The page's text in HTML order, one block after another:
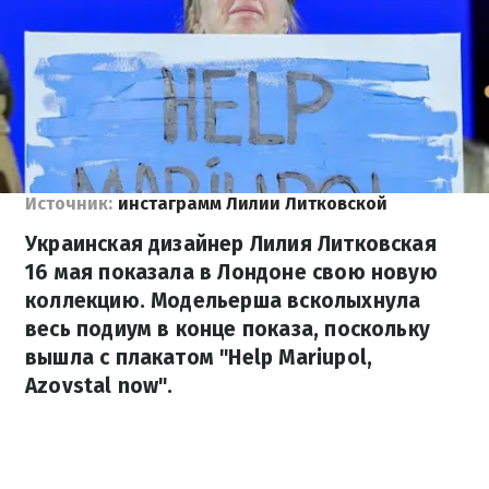
Источник: инстаграмм Лилии Литковской
Украинская дизайнер Лилия Литковская
16 мая показала в Лондоне свою новую
коллекцию. Модельерша всколыхнула
весь подиум в конце показа, поскольку
вышла с плакатом "Help Mariupol,
Azovstal now".